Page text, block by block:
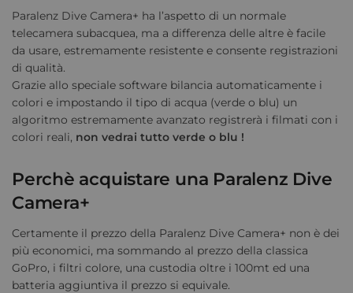
Paralenz Dive Camera+ ha l’aspetto di un normale
telecamera subacquea, ma a differenza delle altre è facile
da usare, estremamente resistente e consente registrazioni
di qualità.
Grazie allo speciale software bilancia automaticamente i
colori e impostando il tipo di acqua (verde o blu) un
algoritmo estremamente avanzato registrerà i filmati con i
colori reali, non vedrai tutto verde o blu !
Perchè acquistare una Paralenz Dive
Camera+
Certamente il prezzo della Paralenz Dive Camera+ non è dei
più economici, ma sommando al prezzo della classica
GoPro, i filtri colore, una custodia oltre i 100mt ed una
batteria aggiuntiva il prezzo si equivale.